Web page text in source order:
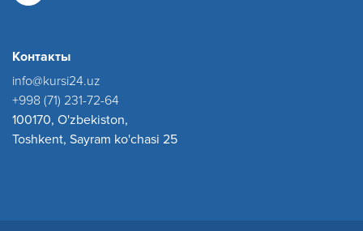
Контакты
info@kursi24.uz
+998 (71) 231-72-64
100170, O'zbekiston,
Toshkent, Sayram ko'chasi 25